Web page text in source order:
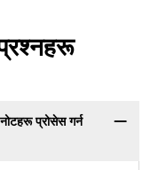
प्रोसेस गर्न